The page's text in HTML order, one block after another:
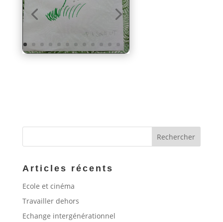
Articles récents
Ecole et cinéma
Travailler dehors
Echange intergénérationnel